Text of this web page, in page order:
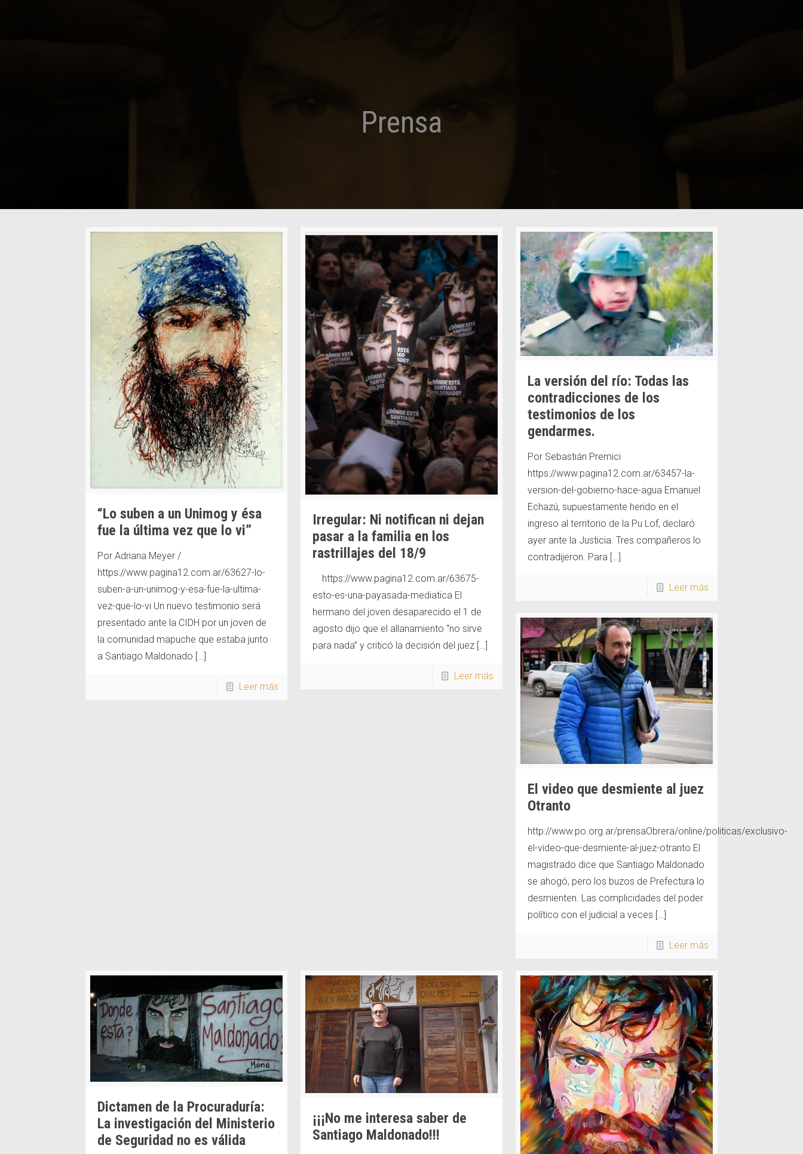
Prensa
“Lo suben a un Unimog y ésa
fue la última vez que lo vi”
Por Adriana Meyer /
https://www.pagina12.com.ar/63627-lo-
suben-a-un-unimog-y-esa-fue-la-ultima-
vez-que-lo-vi Un nuevo testimonio será
presentado ante la CIDH por un joven de
la comunidad mapuche que estaba junto
a Santiago Maldonado […]
Leer más
Irregular: Ni notifican ni dejan
pasar a la familia en los
rastrillajes del 18/9
https://www.pagina12.com.ar/63675-
esto-es-una-payasada-mediatica El
hermano del joven desaparecido el 1 de
agosto dijo que el allanamiento “no sirve
para nada” y criticó la decisión del juez[…]
Leer más
La versión del río: Todas las
contradicciones de los
testimonios de los
gendarmes.
Por Sebastián Premici
https://www.pagina12.com.ar/63457-la-
version-del-gobierno-hace-agua Emanuel
Echazú, supuestamente herido en el
ingreso al territorio de la Pu Lof, declaró
ayer ante la Justicia. Tres compañeros lo
contradijeron. Para[…]
Leer más
El video que desmiente al juez
Otranto
http://www.po.org.ar/prensaObrera/online/politicas/exclusivo-
el-video-que-desmiente-al-juez-otranto El
magistrado dice que Santiago Maldonado
se ahogó, pero los buzos de Prefectura lo
desmienten. Las complicidades del poder
político con el judicial a veces […]
Leer más
Dictamen de la Procuraduría:
La investigación del Ministerio
de Seguridad no es válida
¡¡¡No me interesa saber de
Santiago Maldonado!!!